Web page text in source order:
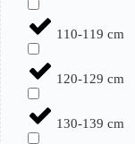
110-119 cm
120-129 cm
130-139 cm